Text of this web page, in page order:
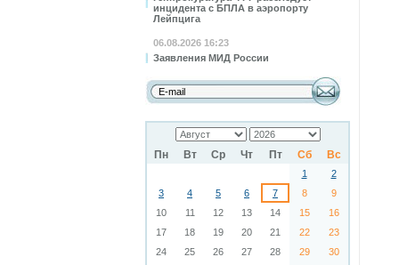
инцидента с БПЛА в аэропорту
Лейпцига
06.08.2026 16:23
Заявления МИД России
Пн Вт Ср Чт Пт Сб Вс
1
2
3
4 5 6 7 8
9
10
11 12 13 14 15
16
17
18 19 20 21 22
23
24
25 26 27 28 29 30